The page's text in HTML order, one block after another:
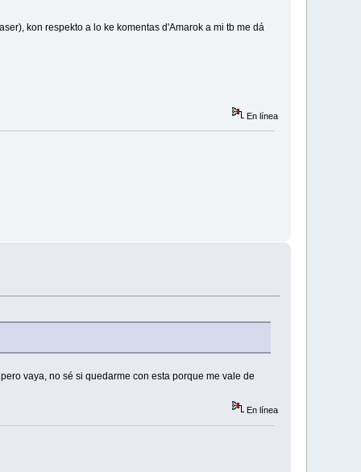
kon respekto a lo ke komentas d'Amarok a mi tb me dá
En línea
vaya, no sé si quedarme con esta porque me vale de
En línea